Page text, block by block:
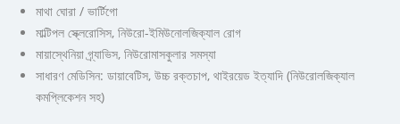
মাথা ঘোরা / ভার্টিগো
মাল্টিপল স্ক্লেরোসিস, নিউরো-ইমিউনোলজিক্যাল রোগ
মায়াস্থেনিয়া গ্র্যাভিস, নিউরোমাসকুলার সমস্যা
সাধারণ মেডিসিন: ডায়াবেটিস, উচ্চ রক্তচাপ, থাইরয়েড ইত্যাদি (নিউরোলজিক্যাল
কমপ্লিকেশন সহ)